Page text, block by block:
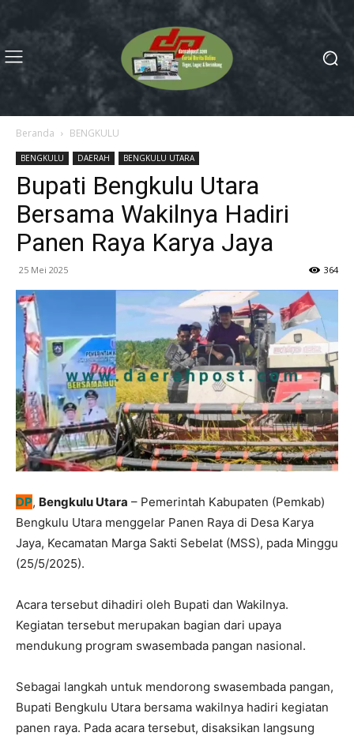
Beranda BENGKULU
BENGKULU DAERAH BENGKULU UTARA
Bupati Bengkulu Utara
Bersama Wakilnya Hadiri
Panen Raya Karya Jaya
25 Mei 2025 364
DP, Bengkulu Utara – Pemerintah Kabupaten (Pemkab)
Bengkulu Utara menggelar Panen Raya di Desa Karya
Jaya, Kecamatan Marga Sakti Sebelat (MSS), pada Minggu
(25/5/2025).
Acara tersebut dihadiri oleh Bupati dan Wakilnya.
Kegiatan tersebut merupakan bagian dari upaya
mendukung program swasembada pangan nasional.
Sebagai langkah untuk mendorong swasembada pangan,
Bupati Bengkulu Utara bersama wakilnya hadiri kegiatan
panen raya. Pada acara tersebut, disaksikan langsung